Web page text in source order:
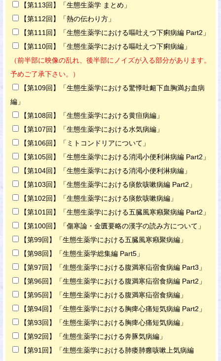
【第113回】「生態生薬学 まとめ」
【第112回】「熱の伝わり方」
【第111回】「生態生薬学における嘔吐えつ下痢病編 Part2」
【第110回】「生態生薬学における嘔吐えつ下痢病編」
（前半部に映像の乱れ、後半部にノイズが入る部分があります。
予めご了承下さい。）
【第109回】「生態生薬学における驚悸吐衄下血胸満お血病
編」
【第108回】「生態生薬学における黄疸病編」
【第107回】「生態生薬学における水気病編」
【第106回】「ミトコンドリアについて」
【第105回】「生態生薬学における消渇小便利淋病編 Part2」
【第104回】「生態生薬学における消渇小便利淋病編」
【第103回】「生態生薬学における痰飲咳嗽病編 Part2」
【第102回】「生態生薬学における痰飲咳嗽病編」
【第101回】「生態生薬学における五臓風寒癪聚病編 Part2」
【第100回】「傷寒論・金匱要略の漢字の読み方について」
【第99回】「生態生薬学における五臓風寒癪聚病編」
【第98回】「生態生薬学総集編 Part5」
【第97回】「生態生薬学における腹満寒疝宿食病編 Part3」
【第96回】「生態生薬学における腹満寒疝宿食病編 Part2」
【第95回】「生態生薬学における腹満寒疝宿食病編」
【第94回】「生態生薬学における胸痺心痛短気病編 Part2」
【第93回】「生態生薬学における胸痺心痛短気病編」
【第92回】「生態生薬学における奔豚気病編」
【第91回】「生態生薬学における肺痿肺癰咳嗽上気病編